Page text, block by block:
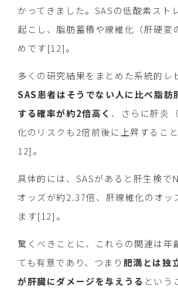
かってきました。SASの低酸素スト
起こし、脂肪蓄積や線維化（肝硬変
めです[12]。
多くの研究結果をまとめた系統的レ
SAS患者はそうでない人に比べ脂肪
する確率が約2倍高く 、さらに肝炎
化のリスクも2倍前後に上昇するこ
12]。
具体的には、SASがあると肝生検で
オッズが約2.37倍、肝線維化のオッ
ます[12]。
驚くべきことに、これらの関連は年
ても有意であり、つまり 肥満とは独
が肝臓にダメージを与えうる という